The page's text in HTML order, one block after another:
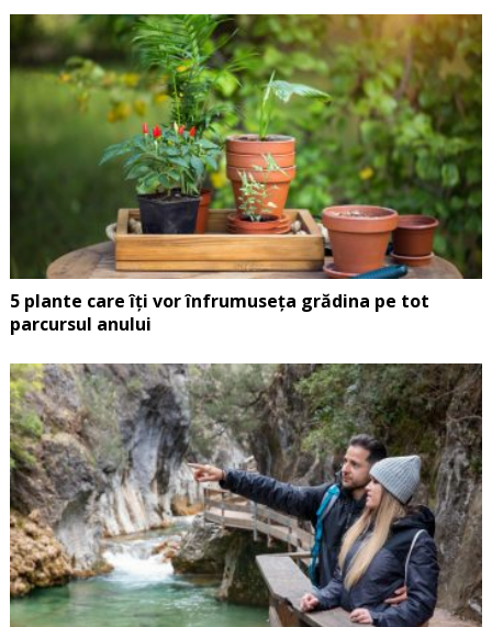
5 plante care îți vor înfrumuseța grădina pe tot
parcursul anului